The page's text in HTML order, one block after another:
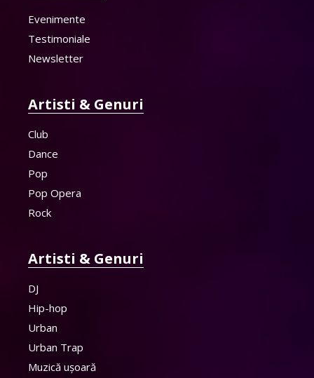
Evenimente
Testimoniale
Newsletter
Artisti & Genuri
Club
Dance
Pop
Pop Opera
Rock
Artisti & Genuri
DJ
Hip-hop
Urban
Urban Trap
Muzică ușoară